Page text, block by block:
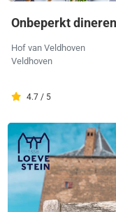
Onbeperkt
Hof van Veldhoven
Veldhoven
4.7 / 5